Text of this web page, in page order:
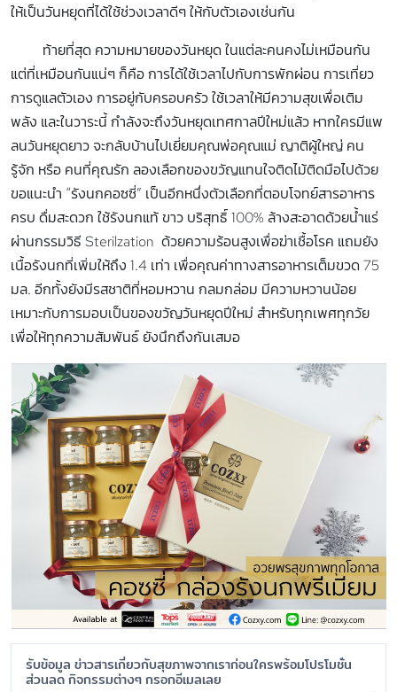
ให้เป็นวันหยุดที่ได้ใช้ช่วงเวลาดีๆ ให้กับตัวเองเช่นกัน
ท้ายที่สุด ความหมายของวันหยุด ในแต่ละคนคงไม่เหมือนกัน
แต่ที่เหมือนกันแน่ๆ ก็คือ การได้ใช้เวลาไปกับการพักผ่อน การเที่ยว
การดูแลตัวเอง การอยู่กับครอบครัว ใช้เวลาให้มีความสุขเพื่อเติม
พลัง และในวาระนี้ กำลังจะถึงวันหยุดเทศกาลปีใหม่แล้ว หากใครมีแพ
ลนวันหยุดยาว จะกลับบ้านไปเยี่ยมคุณพ่อคุณแม่ ญาติผู้ใหญ่ คน
รู้จัก หรือ คนที่คุณรัก ลองเลือกของขวัญแทนใจติดไม้ติดมือไปด้วย
ขอแนะนำ “รังนกคอซซี่” เป็นอีกหนึ่งตัวเลือกที่ตอบโจทย์สารอาหาร
ครบ ดื่มสะดวก ใช้รังนกแท้ ขาว บริสุทธิ์ 100% ล้างสะอาดด้วยน้ำแร่
ผ่านกรรมวิธี Sterilzation ด้วยความร้อนสูงเพื่อฆ่าเชื้อโรค แถมยัง
เนื้อรังนกที่เพิ่มให้ถึง 1.4 เท่า เพื่อคุณค่าทางสารอาหารเต็มขวด 75
มล. อีกทั้งยังมีรสชาติที่หอมหวาน กลมกล่อม มีความหวานน้อย
เหมาะกับการมอบเป็นของขวัญวันหยุดปีใหม่ สำหรับทุกเพศทุกวัย
เพื่อให้ทุกความสัมพันธ์ ยังนึกถึงกันเสมอ
รับข้อมูล ข่าวสารเกี่ยวกับสุขภาพจากเราก่อนใครพร้อมโปรโมชั่น
ส่วนลด กิจกรรมต่างๆ กรอกอีเมลเลย